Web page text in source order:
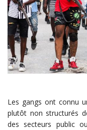
Les gangs ont connu
plutôt non structurés
des secteurs public